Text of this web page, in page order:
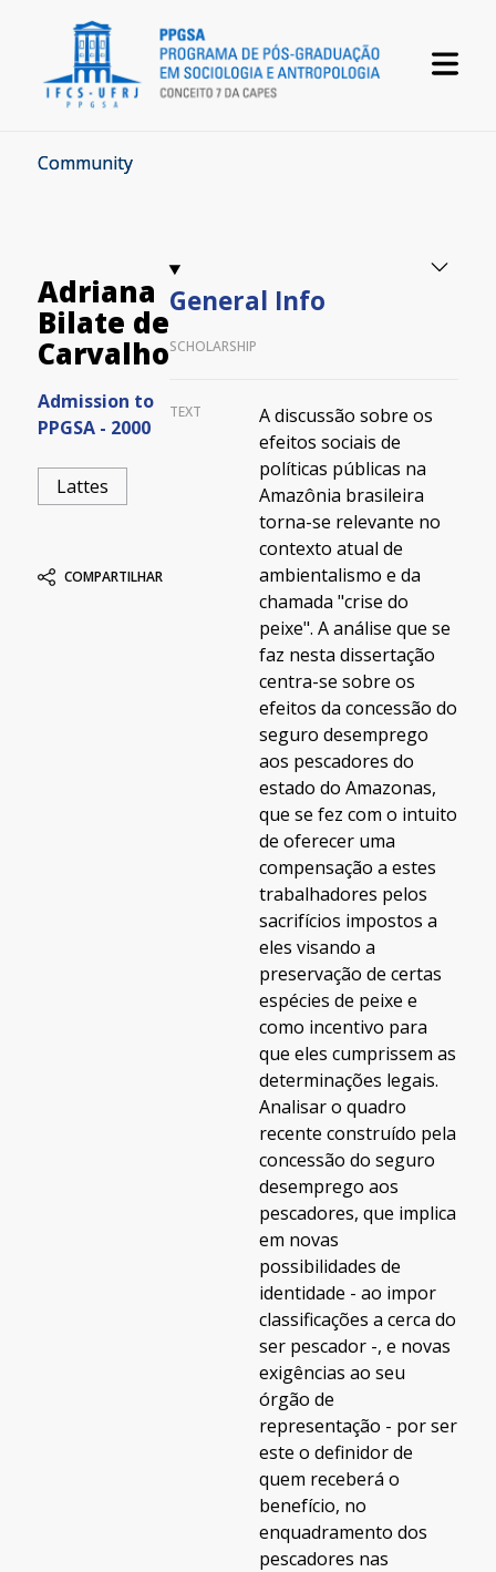
Community
Adriana
Bilate de
Carvalho
Admission to
PPGSA - 2000
Lattes
COMPARTILHAR
General Info
SCHOLARSHIP
TEXT
A discussão sobre os
efeitos sociais de
políticas públicas na
Amazônia brasileira
torna-se relevante no
contexto atual de
ambientalismo e da
chamada "crise do
peixe". A análise que se
faz nesta dissertação
centra-se sobre os
efeitos da concessão do
seguro desemprego
aos pescadores do
estado do Amazonas,
que se fez com o intuito
de oferecer uma
compensação a estes
trabalhadores pelos
sacrifícios impostos a
eles visando a
preservação de certas
espécies de peixe e
como incentivo para
que eles cumprissem as
determinações legais.
Analisar o quadro
recente construído pela
concessão do seguro
desemprego aos
pescadores, que implica
em novas
possibilidades de
identidade - ao impor
classificações a cerca do
ser pescador -, e novas
exigências ao seu
órgão de
representação - por ser
este o definidor de
quem receberá o
benefício, no
enquadramento dos
pescadores nas